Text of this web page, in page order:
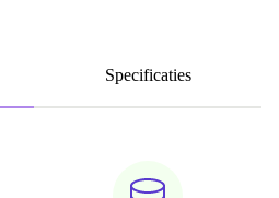
Specificaties